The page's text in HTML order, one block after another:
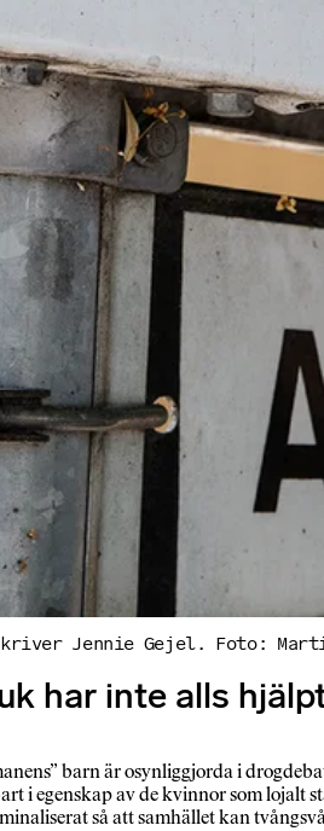
Jennie Gejel. Foto:
har inte alls
barn är osynliggjorda i
i egenskap av de kvinnor som lojalt
så att samhället kan